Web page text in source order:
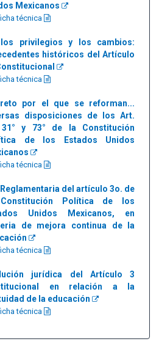
Mexicanos
técnica
los privilegios y los cambios:
históricos del Artículo
técnica
por el que se reforman...
disposiciones de los Art.
y 73° de la Constitución
de los Estados Unidos
técnica
Reglamentaria del artículo 3o. de
Política de los
Unidos Mexicanos, en
de mejora continua de la
técnica
jurídica del Artículo 3
en relación a la
de la educación
técnica